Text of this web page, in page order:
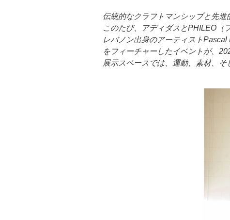
伝統的なクラフトマンシップと先
このたび、アディダスとPHILEO（
レバノン出身のアーティスト
をフィーチャーしたイベントが、
展示スペースでは、運動、素材、